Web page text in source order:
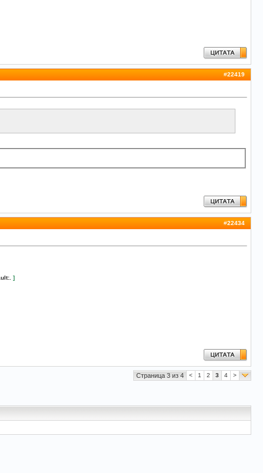
#22419
#22434
]
Страница 3 из 4 < 1 2 3 4 >